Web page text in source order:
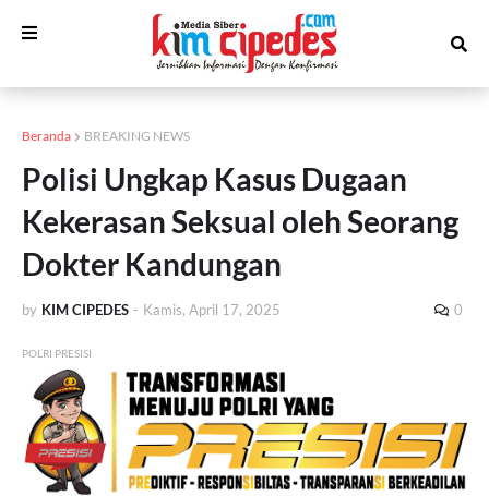
Beranda BREAKING NEWS
Polisi Ungkap Kasus Dugaan
Kekerasan Seksual oleh Seorang
Dokter Kandungan
by KIM CIPEDES - Kamis, April 17, 2025 0
POLRI PRESISI